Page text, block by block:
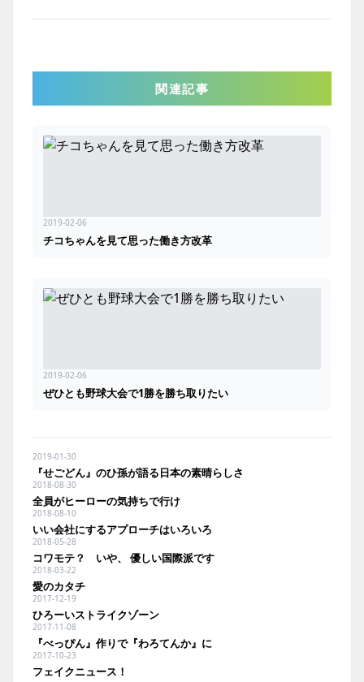
関連記事
2019-02-06
チコちゃんを見て思った働き方改革
2019-02-06
ぜひとも野球大会で1勝を勝ち取りたい
2019-01-30
『せごどん』のひ孫が語る日本の素晴らしさ
2018-08-30
全員がヒーローの気持ちで行け
2018-08-10
いい会社にするアプローチはいろいろ
2018-05-28
コワモテ？ いや、 優しい国際派です
2018-03-22
愛のカタチ
2017-12-19
ひろーいストライクゾーン
2017-11-08
『べっぴん』作りで『わろてんか』に
2017-10-23
フェイクニュース！